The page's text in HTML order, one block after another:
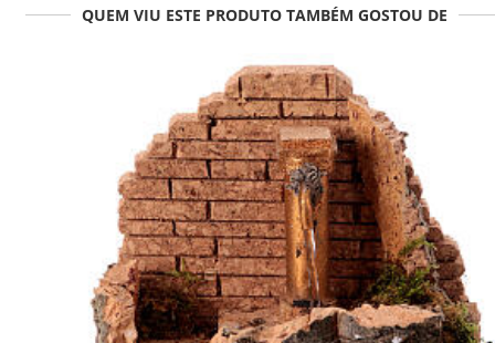
QUEM VIU ESTE PRODUTO TAMBÉM GOSTOU DE